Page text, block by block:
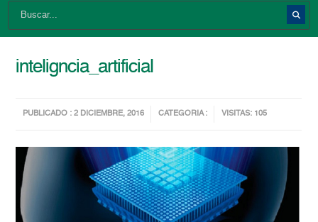
inteligncia_artificial
PUBLICADO : 2 DICIEMBRE, 2016 CATEGORIA : VISITAS: 105